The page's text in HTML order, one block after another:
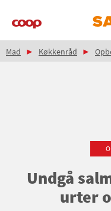
Main
Brødkrumme
Mad Køkkenråd
Undgå
urter